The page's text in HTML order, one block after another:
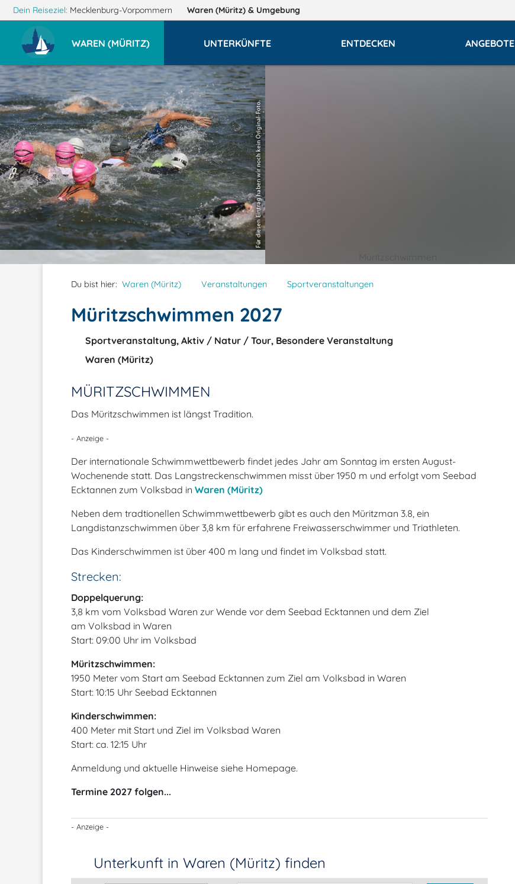
Dein Reiseziel: Mecklenburg-Vorpommern Waren (Müritz) & Umgebung
WAREN (MÜRITZ) UNTERKÜNFTE ENTDECKEN ANGEBOTE
Du bist hier: Waren (Müritz) Veranstaltungen Sportveranstaltungen
Müritzschwimmen 2027
Sportveranstaltung, Aktiv / Natur / Tour, Besondere Veranstaltung
Waren (Müritz)
MÜRITZSCHWIMMEN
Das Müritzschwimmen ist längst Tradition.
- Anzeige -
Der internationale Schwimmwettbewerb findet jedes Jahr am Sonntag im ersten August-
Wochenende statt. Das Langstreckenschwimmen misst über 1950 m und erfolgt vom Seebad
Ecktannen zum Volksbad in Waren (Müritz)
Neben dem tradtionellen Schwimmwettbewerb gibt es auch den Müritzman 3.8, ein
Langdistanzschwimmen über 3,8 km für erfahrene Freiwasserschwimmer und Triathleten.
Das Kinderschwimmen ist über 400 m lang und findet im Volksbad statt.
Strecken:
Doppelquerung:
3,8 km vom Volksbad Waren zur Wende vor dem Seebad Ecktannen und dem Ziel
am Volksbad in Waren
Start: 09:00 Uhr im Volksbad
Müritzschwimmen:
1950 Meter vom Start am Seebad Ecktannen zum Ziel am Volksbad in Waren
Start: 10:15 Uhr Seebad Ecktannen
Kinderschwimmen:
400 Meter mit Start und Ziel im Volksbad Waren
Start: ca. 12:15 Uhr
Anmeldung und aktuelle Hinweise siehe Homepage.
Termine 2027 folgen...
- Anzeige -
Unterkunft in Waren (Müritz) finden